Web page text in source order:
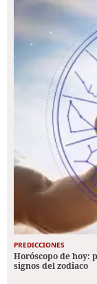
PREDICCIONES
Horóscopo de hoy:
signos del zodiaco